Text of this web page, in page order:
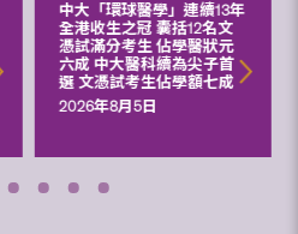
中大「環球醫學」連續13年
全港收生之冠 囊括12名文
憑試滿分考生 佔學醫狀元
六成 中大醫科續為尖子首
選 文憑試考生佔學額七成
2026年8月5日